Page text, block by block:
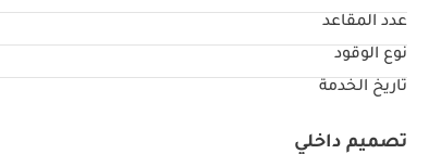
عدد المقاعد
نوع الوقود
تاريخ الخدمة
تصميم داخلي